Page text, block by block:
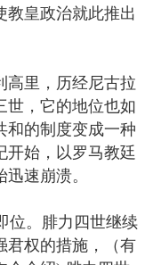
教皇政治就此推出
里，历经尼古拉
世，它的地位也如
和的制度变成一种
开始，以罗马教廷
速崩溃。
位。腓力四世继续
君权的措施，（有